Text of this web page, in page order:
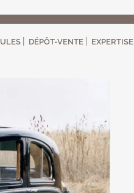
DÉPÔT-VENTE EXPERTISE